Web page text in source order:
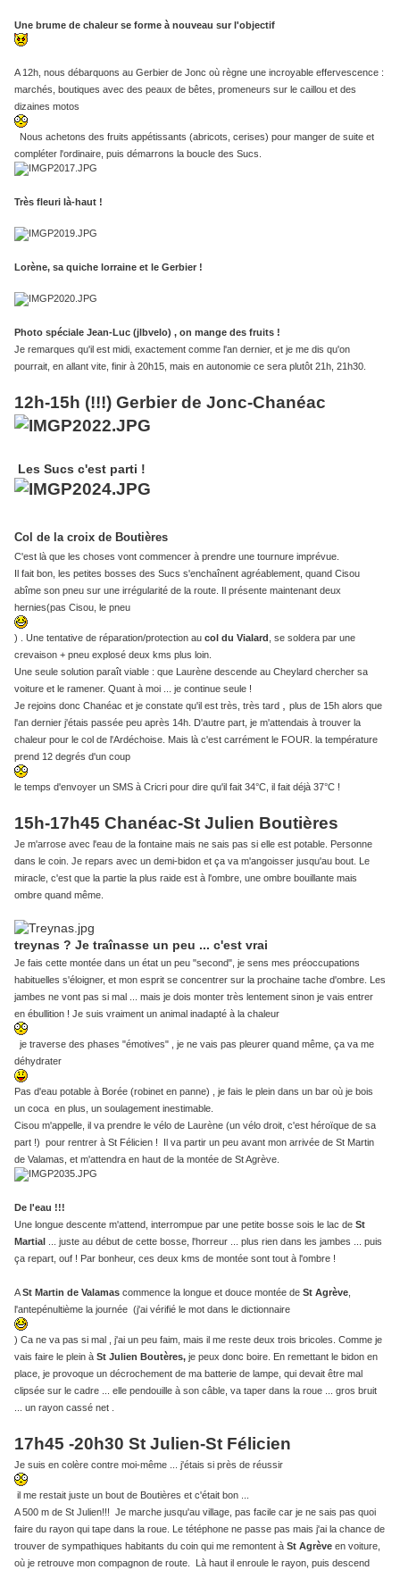
Une brume de chaleur se forme à nouveau sur l'objectif
A 12h, nous débarquons au Gerbier de Jonc où règne une incroyable effervescence :
marchés, boutiques avec des peaux de bêtes, promeneurs sur le caillou et des
dizaines motos
Nous achetons des fruits appétissants (abricots, cerises) pour manger de suite et
compléter l'ordinaire, puis démarrons la boucle des Sucs.
Très fleuri là-haut !
Lorène, sa quiche lorraine et le Gerbier !
Photo spéciale Jean-Luc (jlbvelo) , on mange des fruits !
Je remarques qu'il est midi, exactement comme l'an dernier, et je me dis qu'on
pourrait, en allant vite, finir à 20h15, mais en autonomie ce sera plutôt 21h, 21h30.
12h-15h (!!!) Gerbier de Jonc-Chanéac
Les Sucs c'est parti !
Col de la croix de Boutières
C'est là que les choses vont commencer à prendre une tournure imprévue.
Il fait bon, les petites bosses des Sucs s'enchaînent agréablement, quand Cisou
abîme son pneu sur une irrégularité de la route. Il présente maintenant deux
hernies(pas Cisou, le pneu
) . Une tentative de réparation/protection au col du Vialard , se soldera par une
crevaison + pneu explosé deux kms plus loin.
Une seule solution paraît viable : que Laurène descende au Cheylard chercher sa
voiture et le ramener. Quant à moi ... je continue seule !
Je rejoins donc Chanéac et je constate qu'il est très, très tard
plus de 15h alors que
l'an dernier j'étais passée peu après 14h. D'autre part, je m'attendais à trouver la
chaleur pour le col de l'Ardéchoise. Mais là c'est carrément le FOUR. la température
prend 12 degrés d'un coup
le temps d'envoyer un SMS à Cricri pour dire qu'il fait 34°C, il fait déjà 37°C !
15h-17h45 Chanéac-St Julien Boutières
Je m'arrose avec l'eau de la fontaine mais ne sais pas si elle est potable. Personne
dans le coin. Je repars avec un demi-bidon et ça va m'angoisser jusqu'au bout. Le
miracle, c'est que la partie la plus raide est à l'ombre, une ombre bouillante mais
ombre quand même.
treynas ? Je traînasse un peu ... c'est vrai
Je fais cette montée dans un état un peu "second", je sens mes préoccupations
habituelles s'éloigner, et mon esprit se concentrer sur la prochaine tache d'ombre. Les
jambes ne vont pas si mal ... mais je dois monter très lentement sinon je vais entrer
en ébullition ! Je suis vraiment un animal inadapté à la chaleur
je traverse des phases "émotives" , je ne vais pas pleurer quand même, ça va me
déhydrater
Pas d'eau potable à Borée (robinet en panne) , je fais le plein dans un bar où je bois
un coca en plus, un soulagement inestimable.
Cisou m'appelle, il va prendre le vélo de Laurène (un vélo droit, c'est héroïque de sa
part !) pour rentrer à St Félicien ! Il va partir un peu avant mon arrivée de St Martin
de Valamas, et m'attendra en haut de la montée de St Agrève.
De l'eau !!!
Une longue descente m'attend, interrompue par une petite bosse sois le lac de St
Martial ... juste au début de cette bosse, l'horreur ... plus rien dans les jambes ... puis
ça repart, ouf ! Par bonheur, ces deux kms de montée sont tout à l'ombre !
ASt Martin de Valamas commence la longue et douce montée de St Agrève
l'antepénultième la journée (j'ai vérifié le mot dans le dictionnaire
) Ca ne va pas si mal , j'ai un peu faim, mais il me reste deux trois bricoles. Comme je
vais faire le plein à St Julien Boutères, je peux donc boire. En remettant le bidon en
place, je provoque un décrochement de ma batterie de lampe, qui devait être mal
clipsée sur le cadre ... elle pendouille à son câble, va taper dans la roue ... gros bruit
... un rayon cassé net .
17h45 -20h30 St Julien-St Félicien
Je suis en colère contre moi-même ... j'étais si près de réussir
il me restait juste un bout de Boutières et c'était bon ...
A 500 m de St Julien!!! Je marche jusqu'au village, pas facile car je ne sais pas quoi
faire du rayon qui tape dans la roue. Le tétéphone ne passe pas mais j'ai la chance de
trouver de sympathiques habitants du coin qui me remontent à St Agrève en voiture,
où je retrouve mon compagnon de route. Là haut il enroule le rayon, puis descend